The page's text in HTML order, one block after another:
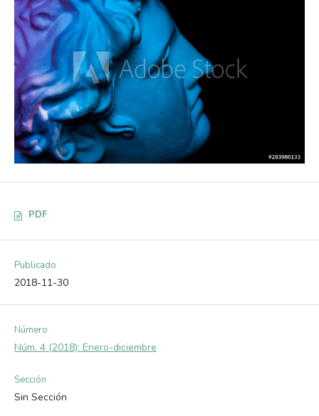
PDF
Publicado
2018-11-30
Número
Núm. 4 (2018): Enero-diciembre
Sección
Sin Sección